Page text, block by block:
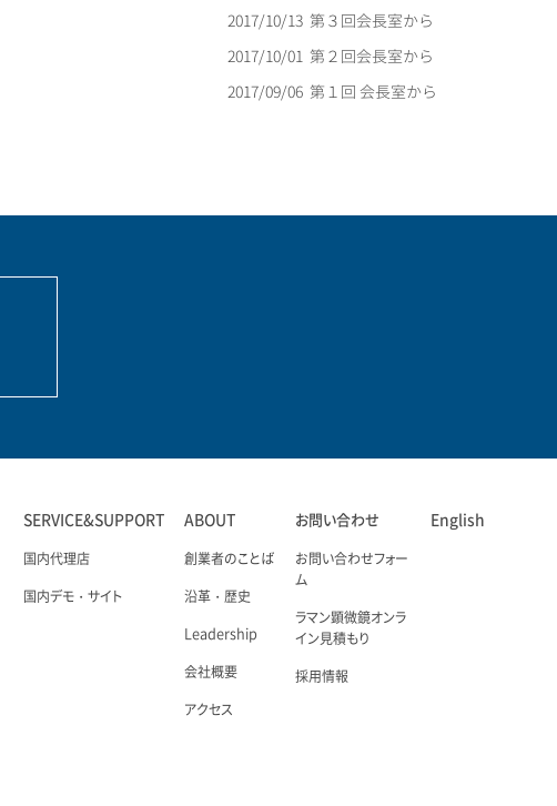
2017/10/13 第３回会長室から
2017/10/01 第２回会長室から
2017/09/06 第１回 会長室から
SERVICE&SUPPORT
国内代理店
国内デモ・サイト
ABOUT
創業者のことば
沿革・歴史
Leadership
会社概要
アクセス
お問い合わせ
お問い合わせフォー
ム
ラマン顕微鏡オンラ
イン見積もり
採用情報
English